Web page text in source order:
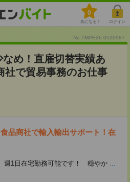
0
気になる！ ログイン
No.TMPE26-0520987
め！直雇切替実績あ
社で貿易事務のお仕事
食品商社で輸入輸出サポート！在
週1日在宅勤務可能です！ 穏やか ...